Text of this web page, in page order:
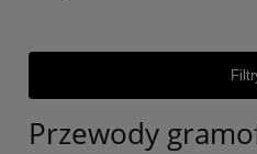
Przewody